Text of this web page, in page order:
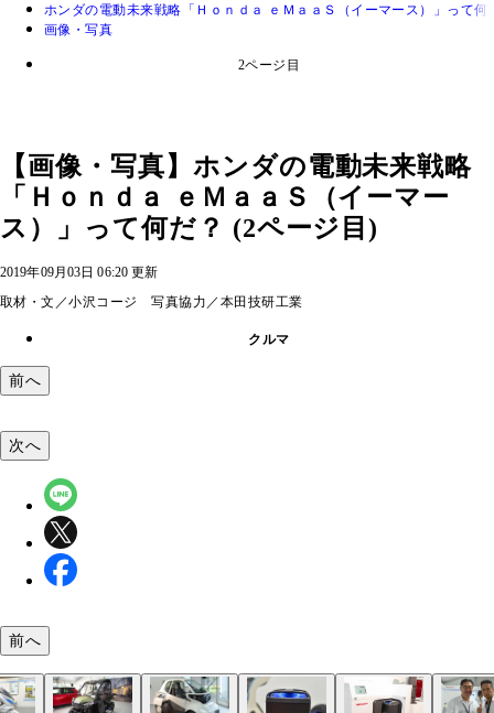
ホンダの電動未来戦略「Ｈｏｎｄａ ｅＭａａＳ（イーマース）」って何
画像・写真
2ページ目
【画像・写真】ホンダの電動未来戦略
「Ｈｏｎｄａ ｅＭａａＳ（イーマー
ス）」って何だ？ (2ページ目)
2019年09月03日 06:20 更新
取材・文／小沢コージ 写真協力／本田技研工業
クルマ
前へ
次へ
前へ